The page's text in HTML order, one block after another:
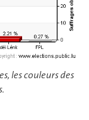
les couleurs des